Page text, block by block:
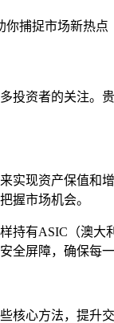
你捕捉市场新热点
投资者的关注
实现资产保值
握市场机会。
持有ASIC（澳
全屏障，确保每
核心方法，提升交